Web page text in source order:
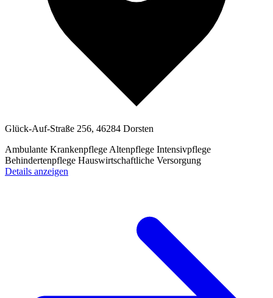
Glück-Auf-Straße 256, 46284 Dorsten
Ambulante Krankenpflege Altenpflege Intensivpflege
Behindertenpflege Hauswirtschaftliche Versorgung
Details anzeigen